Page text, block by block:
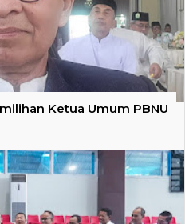
Ketua Umum PBNU